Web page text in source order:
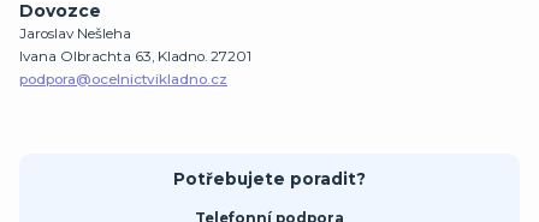
Dovozce
Jaroslav Nešleha
Ivana Olbrachta 63, Kladno. 27201
podpora@ocelnictvikladno.cz
Potřebujete poradit?
Telefonní podpora